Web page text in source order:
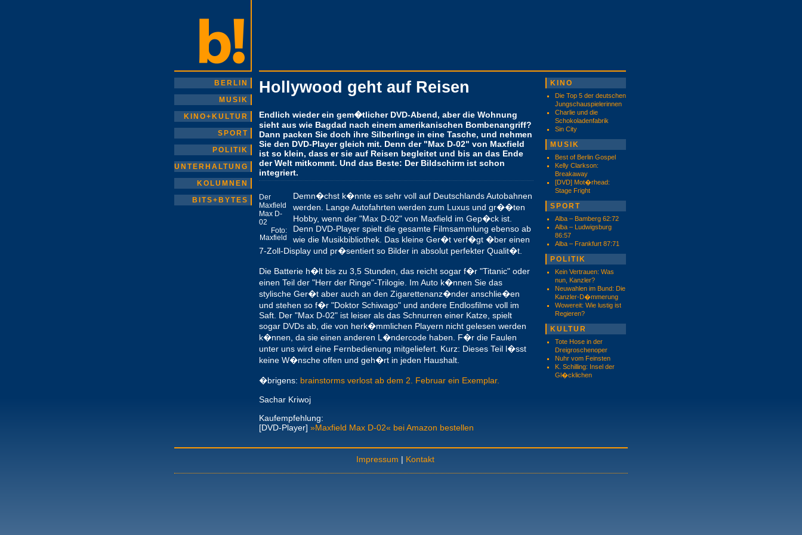
BERLIN
MUSIK
KINO+KULTUR
SPORT
POLITIK
UNTERHALTUNG
KOLUMNEN
BITS+BYTES
Hollywood geht auf Reisen
Endlich wieder ein gem�tlicher DVD-Abend, aber die Wohnung
sieht aus wie Bagdad nach einem amerikanischen Bombenangriff?
Dann packen Sie doch ihre Silberlinge in eine Tasche, und nehmen
Sie den DVD-Player gleich mit. Denn der "Max D-02" von Maxfield
ist so klein, dass er sie auf Reisen begleitet und bis an das Ende
der Welt mitkommt. Und das Beste: Der Bildschirm ist schon
integriert.
Der
Maxfield
Max D-
02
Foto:
Maxfield
Demn�chst k�nnte es sehr voll auf Deutschlands Autobahnen
werden. Lange Autofahrten werden zum Luxus und gr��ten
Hobby, wenn der "Max D-02" von Maxfield im Gep�ck ist.
Denn DVD-Player spielt die gesamte Filmsammlung ebenso ab
wie die Musikbibliothek. Das kleine Ger�t verf�gt �ber einen
7-Zoll-Display und pr�sentiert so Bilder in absolut perfekter Qualit�t.
Die Batterie h�lt bis zu 3,5 Stunden, das reicht sogar f�r "Titanic" oder
einen Teil der "Herr der Ringe"-Trilogie. Im Auto k�nnen Sie das
stylische Ger�t aber auch an den Zigarettenanz�nder anschlie�en
und stehen so f�r "Doktor Schiwago" und andere Endlosfilme voll im
Saft. Der "Max D-02" ist leiser als das Schnurren einer Katze, spielt
sogar DVDs ab, die von herk�mmlichen Playern nicht gelesen werden
k�nnen, da sie einen anderen L�ndercode haben. F�r die Faulen
unter uns wird eine Fernbedienung mitgeliefert. Kurz: Dieses Teil l�sst
keine W�nsche offen und geh�rt in jeden Haushalt.
�brigens: brainstorms verlost ab dem 2. Februar ein Exemplar.
Sachar Kriwoj
Kaufempfehlung:
[DVD-Player] »Maxfield Max D-02« bei Amazon bestellen
KINO
Die Top 5 der deutschen
Jungschauspielerinnen
Charlie und die
Schokoladenfabrik
Sin City
MUSIK
Best of Berlin Gospel
Kelly Clarkson:
Breakaway
[DVD] Mot�rhead:
Stage Fright
SPORT
Alba – Bamberg 62:72
Alba – Ludwigsburg
86:57
Alba – Frankfurt 87:71
POLITIK
Kein Vertrauen: Was
nun, Kanzler?
Neuwahlen im Bund: Die
Kanzler-D�mmerung
Wowereit: Wie lustig ist
Regieren?
KULTUR
Tote Hose in der
Dreigroschenoper
Nuhr vom Feinsten
K. Schilling: Insel der
Gl�cklichen
Impressum | Kontakt